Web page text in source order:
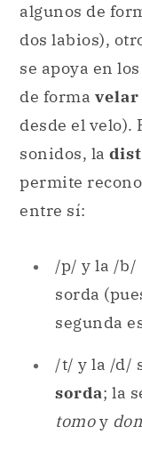
algunos de
dos labios),
se apoya en
de forma velar
desde el velo).
sonidos, la
permite
entre sí:
/p/ y la /b/
sorda
segunda
/t/ y la /d/
sorda; la
tomoy